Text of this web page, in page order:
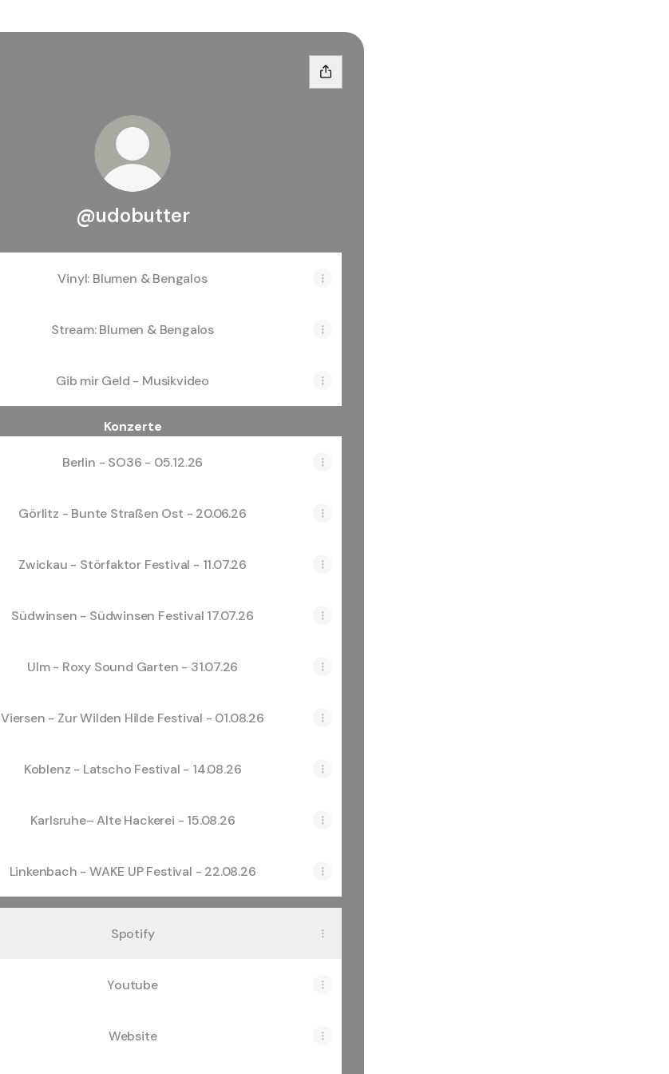
@udobutter
Vinyl: Blumen & Bengalos
Stream: Blumen & Bengalos
Gib mir Geld - Musikvideo
Konzerte
Berlin - SO36 - 05.12.26
Görlitz - Bunte Straßen Ost - 20.06.26
Zwickau - Störfaktor Festival - 11.07.26
Südwinsen - Südwinsen Festival 17.07.26
Ulm - Roxy Sound Garten - 31.07.26
Viersen - Zur Wilden Hilde Festival - 01.08.26
Koblenz - Latscho Festival - 14.08.26
Karlsruhe– Alte Hackerei - 15.08.26
Linkenbach - WAKE UP Festival - 22.08.26
Spotify
Youtube
Website